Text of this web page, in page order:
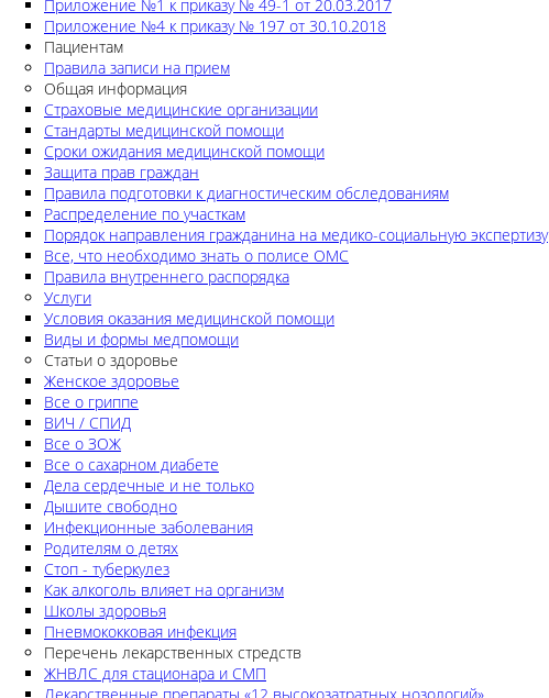
Приложение №1 к приказу № 49-1 от 20.03.2017
Приложение №4 к приказу № 197 от 30.10.2018
Пациентам
Правила записи на прием
Общая информация
Страховые медицинские организации
Стандарты медицинской помощи
Сроки ожидания медицинской помощи
Защита прав граждан
Правила подготовки к диагностическим обследованиям
Распределение по участкам
Порядок направления гражданина на медико-социальную экспертизу
Все, что необходимо знать о полисе ОМС
Правила внутреннего распорядка
Услуги
Условия оказания медицинской помощи
Виды и формы медпомощи
Статьи о здоровье
Женское здоровье
Все о гриппе
ВИЧ / СПИД
Все о ЗОЖ
Все о сахарном диабете
Дела сердечные и не только
Дышите свободно
Инфекционные заболевания
Родителям о детях
Стоп - туберкулез
Как алкоголь влияет на организм
Школы здоровья
Пневмококковая инфекция
Перечень лекарственных стредств
ЖНВЛС для стационара и СМП